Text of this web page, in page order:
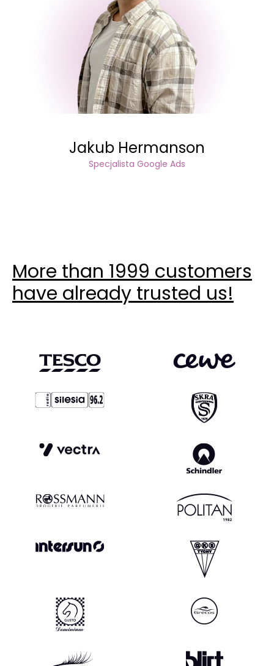
Jakub Hermanson
Specjalista Google Ads
More than 1999 customers
have already trusted us!